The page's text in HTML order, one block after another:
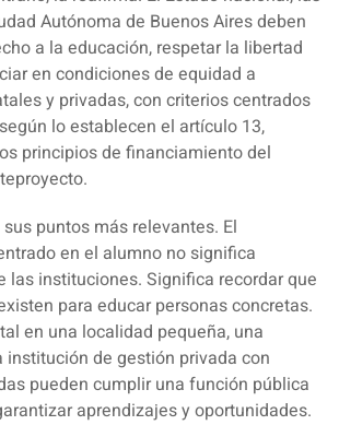
Autónoma de Buenos Aires deben
a la educación, respetar la libertad
en condiciones de equidad a
y privadas, con criterios centrados
lo establecen el artículo 13,
principios de financiamiento del
puntos más relevantes. El
en el alumno no significa
las instituciones. Significa recordar que
para educar personas concretas.
en una localidad pequeña, una
institución de gestión privada con
pueden cumplir una función pública
aprendizajes y oportunidades.